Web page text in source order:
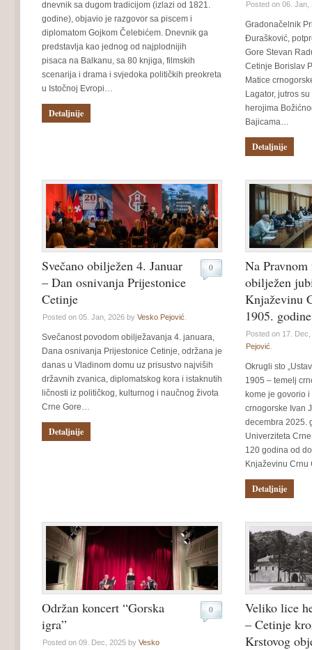
dnevnik sa dugom tradicijom (izlazi od 1821.
godine), objavio je razgovor sa piscem i
diplomatom Gojkom Čelebićem. Dnevnik ga
predstavlja kao jednog od najplodnijih
pisaca na Balkanu, sa 80 knjiga, filmskih
scenarija i drama i svjedoka političkih preokreta
u Istočnoj Evropi…
Detaljnije
Posted on 06.
Gradonačelnik
Đurašković,
Gore Stevan
Cetinje Borislav
Matice
Lagator, jutros
herojima
Bajicama…
Detaljnije
Svečano obilježen 4. Januar
– Dan osnivanja Prijestonice
Cetinje
Posted on 05. Jan, 2026 by Vesko Pejović
0
Svečanost povodom obilježavanja 4. januara,
Dana osnivanja Prijestonice Cetinje, održana je
danas u Vladinom domu uz prisustvo najviših
državnih zvanica, diplomatskog kora i istaknutih
ličnosti iz političkog, kulturnog i naučnog života
Crne Gore…
Detaljnije
Na
obilježen
Knjaževinu
1905. godine
Posted on 17.
Pejović
Okrugli sto
1905 – temelj
kome je govorio
crnogorske Ivan
decembra 2025.
Univerziteta
120 godina od
Knjaževinu
Detaljnije
Održan koncert “Gorska
igra”
Posted on 09. Dec, 2025 by Vesko
0
Veliko lice
– Cetinje
Krstovog